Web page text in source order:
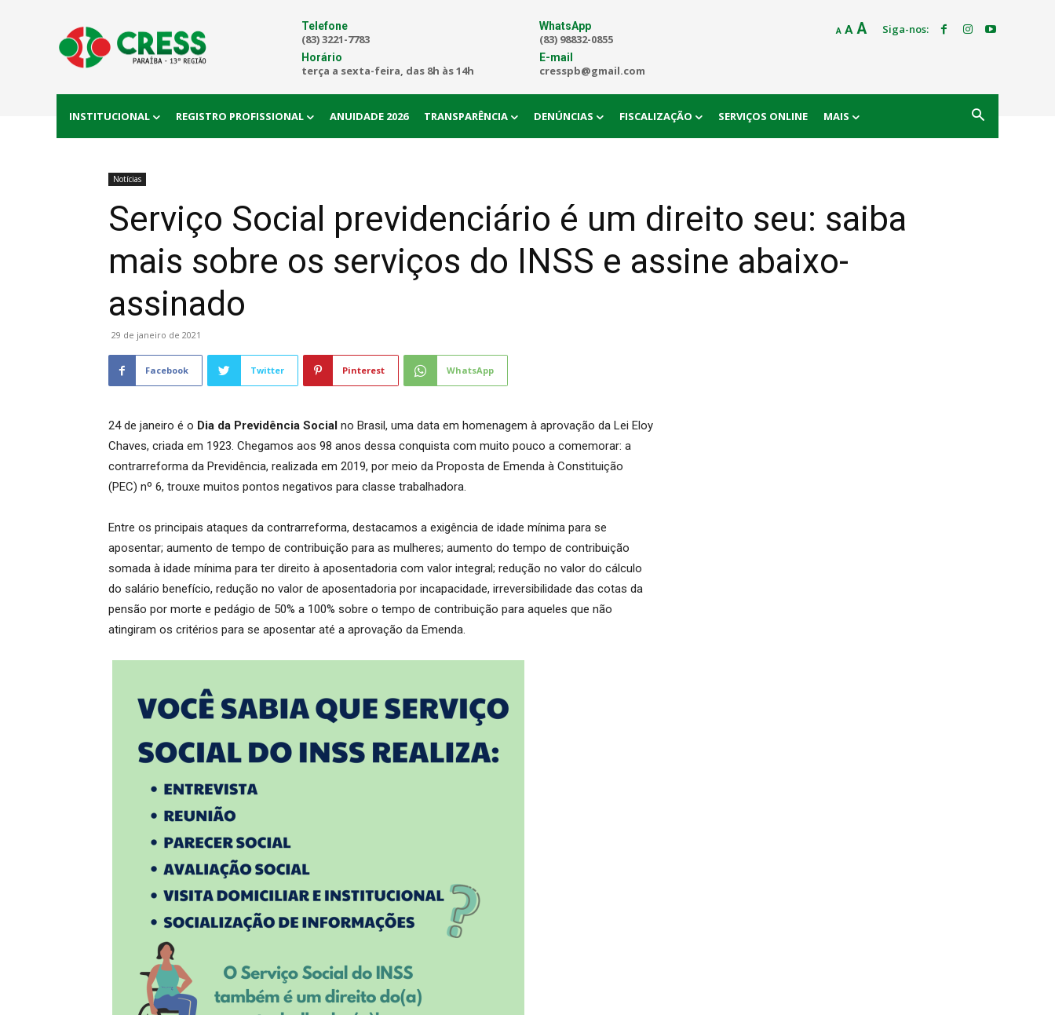
Telefone
(83) 3221-7783
Horário
terça a sexta-feira, das 8h às 14h
WhatsApp
(83) 98832-0855
E-mail
cresspb@gmail.com
A
Decrease
font
A Reset
AIncrease
Siga-nos:
INSTITUCIONAL REGISTRO PROFISSIONAL ANUIDADE 2026 TRANSPARÊNCIA DENÚNCIAS FISCALIZAÇÃO SERVIÇOS ONLINE MAIS
Notícias
Serviço Social previdenciário é um direito seu: saiba
mais sobre os serviços do INSS e assine abaixo-
assinado
29 de janeiro de 2021
Facebook Twitter Pinterest WhatsApp
24 de janeiro é o Dia da Previdência Social no Brasil, uma data em homenagem à aprovação da Lei Eloy
Chaves, criada em 1923. Chegamos aos 98 anos dessa conquista com muito pouco a comemorar: a
contrarreforma da Previdência, realizada em 2019, por meio da Proposta de Emenda à Constituição
(PEC) nº 6, trouxe muitos pontos negativos para classe trabalhadora.
Entre os principais ataques da contrarreforma, destacamos a exigência de idade mínima para se
aposentar; aumento de tempo de contribuição para as mulheres; aumento do tempo de contribuição
somada à idade mínima para ter direito à aposentadoria com valor integral; redução no valor do cálculo
do salário benefício, redução no valor de aposentadoria por incapacidade, irreversibilidade das cotas da
pensão por morte e pedágio de 50% a 100% sobre o tempo de contribuição para aqueles que não
atingiram os critérios para se aposentar até a aprovação da Emenda.